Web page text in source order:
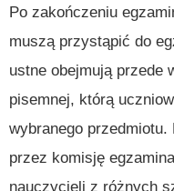
Po zakończeniu
muszą przystąpić do
ustne obejmują przede
pisemnej, którą
wybranego
przez komisję
nauczycieli z różnych